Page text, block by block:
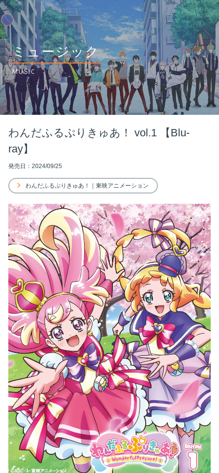
ミュージック
MUSIC
わんだふるぷりきゅあ！ vol.1 【Blu-
ray】
発売日：2024/09/25
わんだふるぷりきゅあ！｜東映アニメーション